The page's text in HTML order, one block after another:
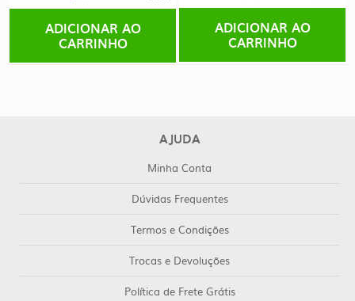
ADICIONAR AO
CARRINHO
ADICIONAR AO
CARRINHO
AJUDA
Minha Conta
Dúvidas Frequentes
Termos e Condições
Trocas e Devoluções
Política de Frete Grátis